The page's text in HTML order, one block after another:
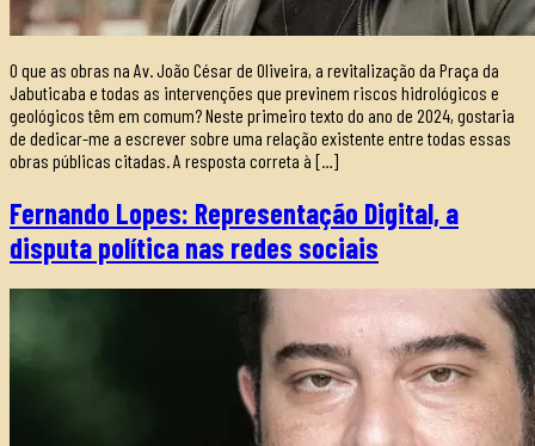
O que as obras na Av. João César de Oliveira, a revitalização da Praça da
Jabuticaba e todas as intervenções que previnem riscos hidrológicos e
geológicos têm em comum? Neste primeiro texto do ano de 2024, gostaria
de dedicar-me a escrever sobre uma relação existente entre todas essas
obras públicas citadas. A resposta correta à […]
Fernando Lopes: Representação Digital, a
disputa política nas redes sociais